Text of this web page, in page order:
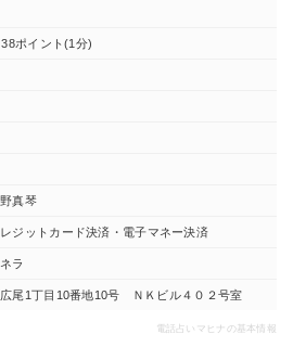
ポイント(1分)
真琴
ジットカード決済・電子マネー決済
ラ
尾1丁目10番地10号 ＮＫビル４０２号室
電話占いマヒナの基本情報